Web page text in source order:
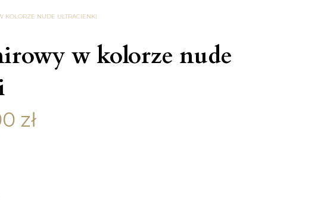
KOLORZE NUDE ULTRACIENKI
w kolorze nude
zł